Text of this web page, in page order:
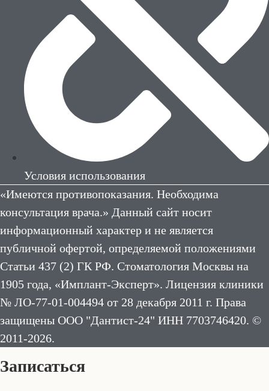
Условия использования
«Имеются противопоказания. Необходима
консультация врача.» Данный сайт носит
информационный характер и не является
публичной офертой, определяемой положениями
Статьи 437 (2) ГК РФ. Стоматология Москвы на
1905 года, «Имплант-Эксперт». Лицензия клиники
№ ЛО-77-01-004494 от 28 декабря 2011 г. Права
защищены ООО "Дантист-24" ИНН 7703746420. ©
2011-2026.
Записаться